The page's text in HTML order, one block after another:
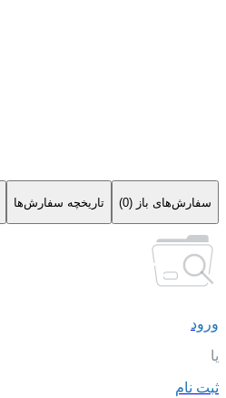
سفارش‌های باز (0) تاریخچه سفارش‌ها
ورود
یا
ثبت نام